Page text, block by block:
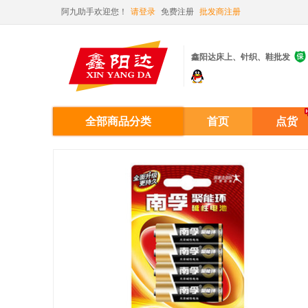
阿九助手欢迎您！ 请登录 免费注册 批发商注册
鑫阳达床上、针织、鞋批发 
全部商品分类 首页 点货